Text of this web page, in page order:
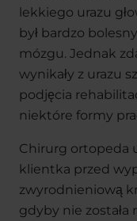
lekkiego urazu
był bardzo
mózgu. Jednak
wynikały z urazu
podjęcia
niektóre formy
Chirurg ortopeda
klientka przed
zwyrodnieniową
gdyby nie